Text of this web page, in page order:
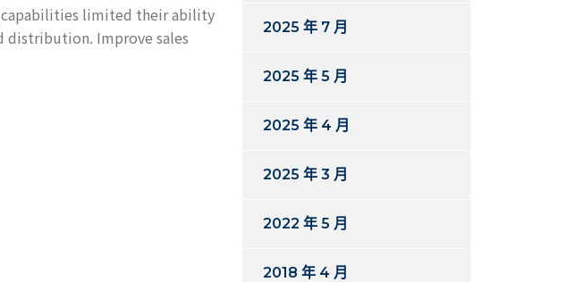
capabilities limited their ability
distribution. Improve sales
2025 年 7 月
2025 年 5 月
2025 年 4 月
2025 年 3 月
2022 年 5 月
2018 年 4 月